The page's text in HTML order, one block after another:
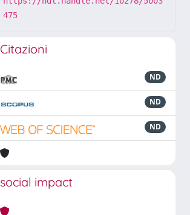
475
Citazioni
ND
ND
ND
social impact